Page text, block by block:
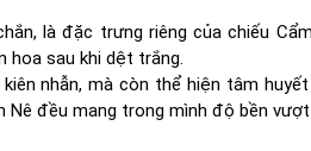
là đặc trưng riêng của chiếu
hoa sau khi dệt trắng.
nhẫn, mà còn thể hiện tâm huyết
Nê đều mang trong mình độ bền